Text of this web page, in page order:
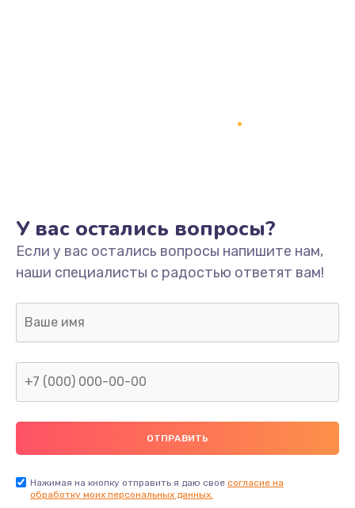
Модернизация
2100 руб.
2000 руб.
Ремонт пищалок(твитеров)
900 руб.
Заказать
У вас остались вопросы?
Если у вас остались вопросы напишите нам,
наши специалисты с радостью ответят вам!
Нажимая на кнопку отправить я даю свое согласие на
обработку моих персональных данных.